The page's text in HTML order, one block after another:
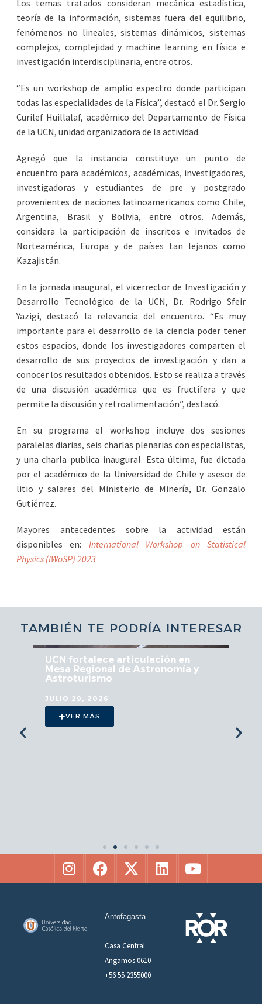
Los temas tratados consideran mecánica estadística,
teoría de la información, sistemas fuera del equilibrio,
fenómenos no lineales, sistemas dinámicos, sistemas
complejos, complejidad y machine learning en física e
investigación interdisciplinaria, entre otros.
“Es un workshop de amplio espectro donde participan
todas las especialidades de la Física”, destacó el Dr. Sergio
Curilef Huillalaf, académico del Departamento de Física
de la UCN, unidad organizadora de la actividad.
Agregó que la instancia constituye un punto de
encuentro para académicos, académicas, investigadores,
investigadoras y estudiantes de pre y postgrado
provenientes de naciones latinoamericanos como Chile,
Argentina, Brasil y Bolivia, entre otros. Además,
considera la participación de inscritos e invitados de
Norteamérica, Europa y de países tan lejanos como
Kazajistán.
En la jornada inaugural, el vicerrector de Investigación y
Desarrollo Tecnológico de la UCN, Dr. Rodrigo Sfeir
Yazigi, destacó la relevancia del encuentro. “Es muy
importante para el desarrollo de la ciencia poder tener
estos espacios, donde los investigadores comparten el
desarrollo de sus proyectos de investigación y dan a
conocer los resultados obtenidos. Esto se realiza a través
de una discusión académica que es fructífera y que
permite la discusión y retroalimentación”, destacó.
En su programa el workshop incluye dos sesiones
paralelas diarias, seis charlas plenarias con especialistas,
y una charla publica inaugural. Esta última, fue dictada
por el académico de la Universidad de Chile y asesor de
litio y salares del Ministerio de Minería, Dr. Gonzalo
Gutiérrez.
Mayores antecedentes sobre la actividad están
disponibles en: International Workshop on Statistical
Physics (IWoSP) 2023
TAMBIÉN TE PODRÍA INTERESAR
UCN fortalece articulación en
Mesa Regional de Astronomía y
Astroturismo
JULIO 29, 2026
VER MÁS
Antofagasta
Casa Central.
Angamos 0610
+56 55 2355000